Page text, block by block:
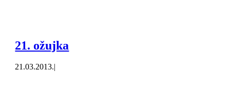
21. ožujka
21.03.2013.